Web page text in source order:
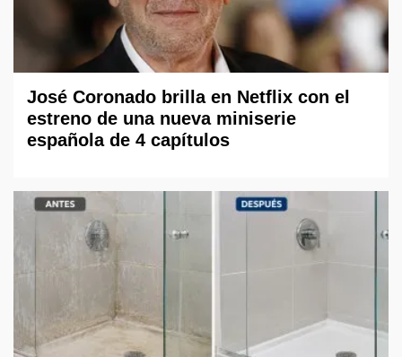
José Coronado brilla en Netflix con el
estreno de una nueva miniserie
española de 4 capítulos